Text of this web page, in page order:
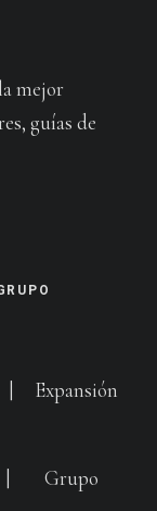
mejor
guías de
Expansión
Grupo